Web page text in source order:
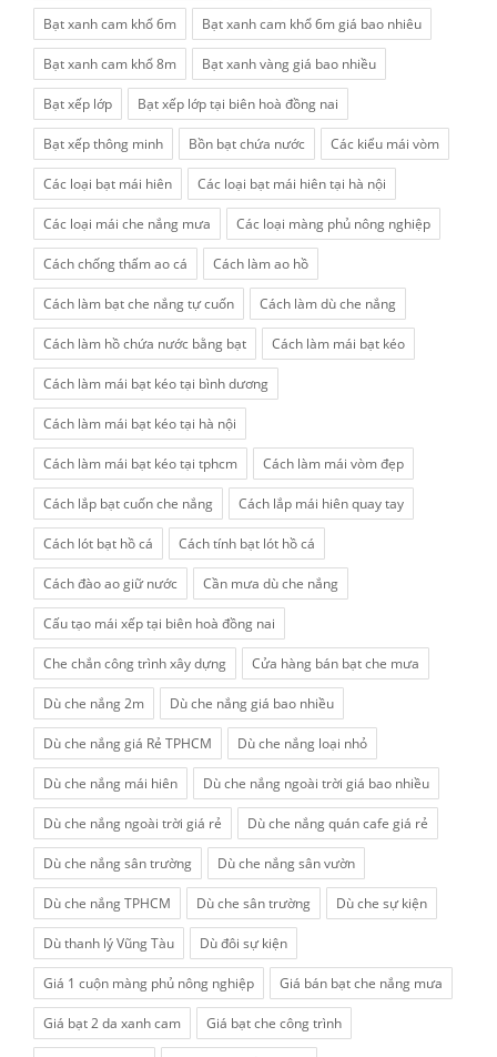
Bạt xanh cam khổ 6m Bạt xanh cam khổ 6m giá bao nhiêu
Bạt xanh cam khổ 8m Bạt xanh vàng giá bao nhiều
Bạt xếp lớp Bạt xếp lớp tại biên hoà đồng nai
Bạt xếp thông minh Bồn bạt chứa nước Các kiểu mái vòm
Các loại bạt mái hiên Các loại bạt mái hiên tại hà nội
Các loại mái che nắng mưa Các loại màng phủ nông nghiệp
Cách chống thấm ao cá Cách làm ao hồ
Cách làm bạt che nắng tự cuốn Cách làm dù che nắng
Cách làm hồ chứa nước bằng bạt Cách làm mái bạt kéo
Cách làm mái bạt kéo tại bình dương
Cách làm mái bạt kéo tại hà nội
Cách làm mái bạt kéo tại tphcm Cách làm mái vòm đẹp
Cách lắp bạt cuốn che nắng Cách lắp mái hiên quay tay
Cách lót bạt hồ cá Cách tính bạt lót hồ cá
Cách đào ao giữ nước Cần mưa dù che nắng
Cấu tạo mái xếp tại biên hoà đồng nai
Che chắn công trình xây dựng Cửa hàng bán bạt che mưa
Dù che nắng 2m Dù che nắng giá bao nhiều
Dù che nắng giá Rẻ TPHCM Dù che nắng loại nhỏ
Dù che nắng mái hiên Dù che nắng ngoài trời giá bao nhiều
Dù che nắng ngoài trời giá rẻ Dù che nắng quán cafe giá rẻ
Dù che nắng sân trường Dù che nắng sân vườn
Dù che nắng TPHCM Dù che sân trường Dù che sự kiện
Dù thanh lý Vũng Tàu Dù đôi sự kiện
Giá 1 cuộn màng phủ nông nghiệp Giá bán bạt che nắng mưa
Giá bạt 2 da xanh cam Giá bạt che công trình